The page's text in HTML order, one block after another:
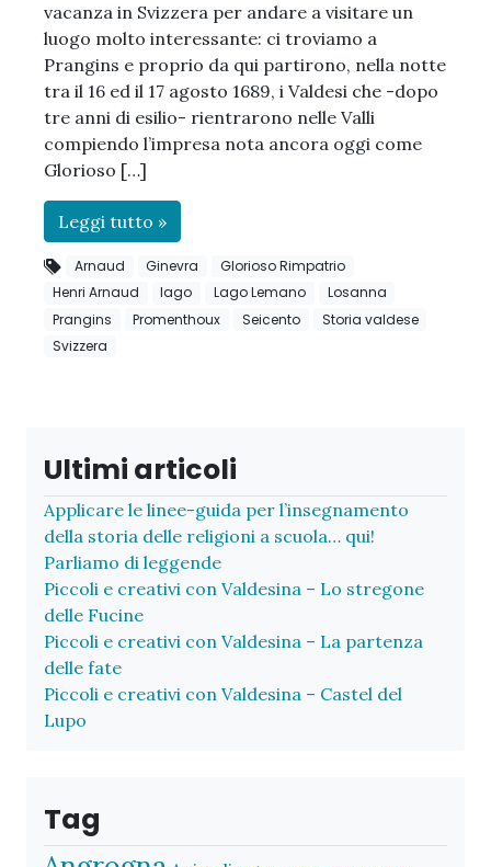
vacanza in Svizzera per andare a visitare un
luogo molto interessante: ci troviamo a
Prangins e proprio da qui partirono, nella notte
tra il 16 ed il 17 agosto 1689, i Valdesi che -dopo
tre anni di esilio- rientrarono nelle Valli
compiendo l’impresa nota ancora oggi come
Glorioso […]
Leggi tutto »
Arnaud Ginevra
Glorioso Rimpatrio
Henri Arnaud
lago Lago Lemano
Losanna
Prangins
Promenthoux Seicento
Storia valdese
Svizzera
Ultimi articoli
Applicare le linee-guida per l’insegnamento
della storia delle religioni a scuola… qui!
Parliamo di leggende
Piccoli e creativi con Valdesina – Lo stregone
delle Fucine
Piccoli e creativi con Valdesina – La partenza
delle fate
Piccoli e creativi con Valdesina – Castel del
Lupo
Tag